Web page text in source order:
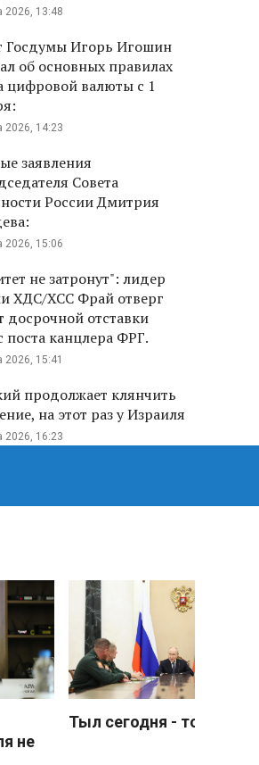
2026, 13:48
Госдумы Игорь Игошин
об основных правилах
цифровой валюты с 1
2026, 14:23
заявления
Совета
России Дмитрия
2026, 15:06
не затронут": лидер
ХДС/ХСС Фрай отверг
досрочной отставки
поста канцлера ФРГ.
2026, 15:41
продолжает клянчить
на этот раз у Израиля
2026, 16:23
не
Тыл сегодня - тоже